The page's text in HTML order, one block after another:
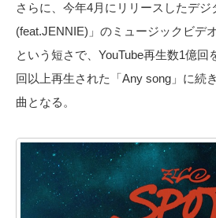
さらに、今年4月にリリースしたデ
(feat.JENNIE)」のミュージックビデ
という短さで、YouTube再生数1億回
回以上再生された「Any song」に続
曲となる。